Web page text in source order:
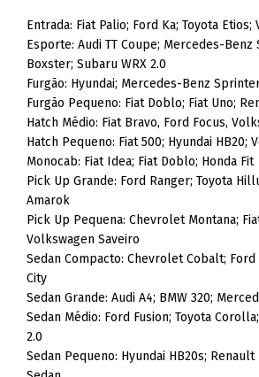
Entrada: Fiat Palio; Ford Ka; Toyota Etios;
Esporte: Audi TT Coupe; Mercedes-Benz
Boxster; Subaru WRX 2.0
Furgão: Hyundai; Mercedes-Benz
Furgão Pequeno: Fiat Doblo; Fiat Uno;
Hatch Médio: Fiat Bravo, Ford Focus,
Hatch Pequeno: Fiat 500; Hyundai HB20;
Monocab: Fiat Idea; Fiat Doblo; Honda Fit
Pick Up Grande: Ford Ranger; Toyota
Amarok
Pick Up Pequena: Chevrolet Montana;
Volkswagen Saveiro
Sedan Compacto: Chevrolet Cobalt; Ford
City
Sedan Grande: Audi A4; BMW 320;
Sedan Médio: Ford Fusion; Toyota
2.0
Sedan Pequeno: Hyundai HB20s; Renault